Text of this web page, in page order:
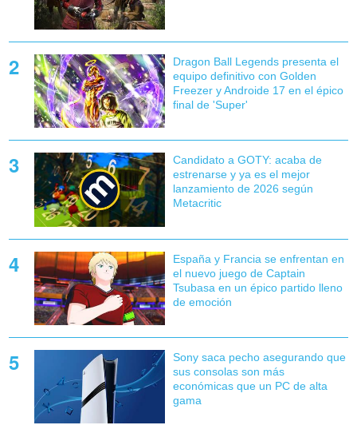
Dragon Ball Legends presenta el
equipo definitivo con Golden
Freezer y Androide 17 en el épico
final de 'Super'
Candidato a GOTY: acaba de
estrenarse y ya es el mejor
lanzamiento de 2026 según
Metacritic
España y Francia se enfrentan en
el nuevo juego de Captain
Tsubasa en un épico partido lleno
de emoción
Sony saca pecho asegurando que
sus consolas son más
económicas que un PC de alta
gama